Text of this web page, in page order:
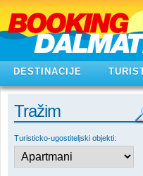
DESTINACIJE
Tražim
Turisticko-ugostiteljski objekti: